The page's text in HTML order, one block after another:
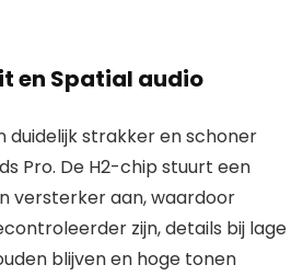
en Spatial audio
duidelijk strakker en schoner
Pro. De H2-chip stuurt een
versterker aan, waardoor
zijn, details bij lage
blijven en hoge tonen